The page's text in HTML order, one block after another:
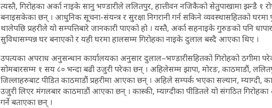
त्यस्तै, गिरोहका अर्का नाइके सानु भण्डारीले ललितपुर, हात्तीवन नजिकैको सेतुपाखामा झन्डै १
बनाइसकेका छन् । आधुनिक सूचना-संयन्त्र र सुरक्षा निगरानी गर्न सकिने व्यवस्थासहितको घरमा
थालेपछि प्रहरीले यो सम्पत्तिबारे जानकारी पाएको हो । यस्तै, अर्का सहनाइके गुरुङको पनि
सुविधासम्पन्न घर बनाएको र यही घरमा हालसम्म गिरोहका नाइके दुलाल बस्दै आएका थिए ।
उपत्यका अपराध अनुसन्धान कार्यालयका अनुसार दुलाल–भण्डारीसहितको गिरोहको ठगीमा
सोमबारसम्म १ सय ८० भन्दा बढी उजुरी परेका छन् । अहिलेसम्म झापा, मोरङ, काठमाडौं,
जिल्लाहरुबाट पीडित काठमाडौं प्रहरीमा आएका छन् । अहिले सम्पर्क भएका सल्यान, म्याग्दी,
उजुरी लिएर मंगलबार काठमाडौं आएका छन् । कास्की, म्याग्दीका पीडितले यो संगठित
गर्ने बताएका छन् ।